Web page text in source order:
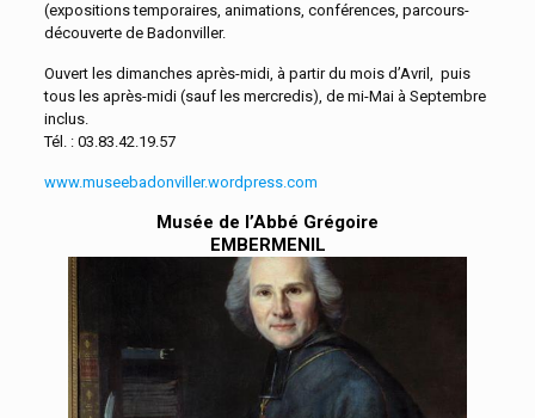
(expositions temporaires, animations, conférences, parcours-
découverte de Badonviller.
Ouvert les dimanches après-midi, à partir du mois d’Avril, puis
tous les après-midi (sauf les mercredis), de mi-Mai à Septembre
inclus.
Tél. : 03.83.42.19.57
www.museebadonviller.wordpress.com
Musée de l’Abbé Grégoire
EMBERMENIL